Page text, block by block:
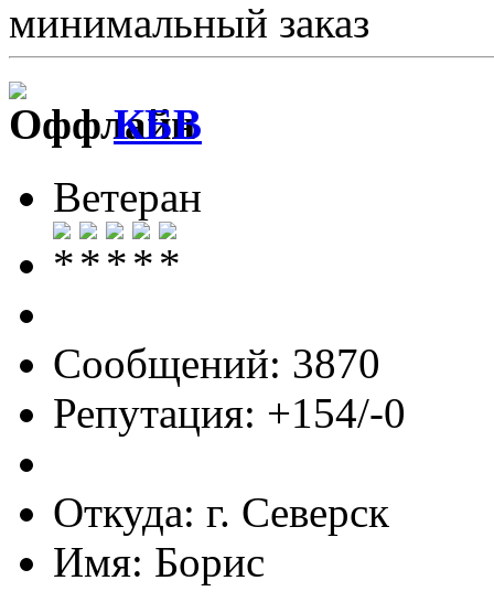
минимальный заказ
КБВ
Ветеран
Сообщений: 3870
Репутация: +154/-0
Откуда: г. Северск
Имя: Борис